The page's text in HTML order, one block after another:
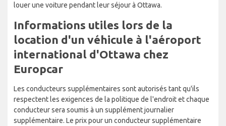
louer une voiture pendant leur séjour à Ottawa.
Informations utiles lors de la
location d'un véhicule à l'aéroport
international d'Ottawa chez
Europcar
Les conducteurs supplémentaires sont autorisés tant qu'ils
respectent les exigences de la politique de l'endroit et chaque
conducteur sera soumis à un supplément journalier
supplémentaire. Le prix pour un conducteur supplémentaire